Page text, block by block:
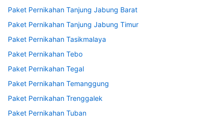
Paket Pernikahan Tanjung Jabung Barat
Paket Pernikahan Tanjung Jabung Timur
Paket Pernikahan Tasikmalaya
Paket Pernikahan Tebo
Paket Pernikahan Tegal
Paket Pernikahan Temanggung
Paket Pernikahan Trenggalek
Paket Pernikahan Tuban